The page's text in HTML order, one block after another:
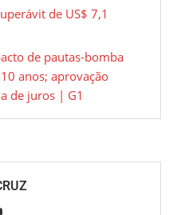
de US$ 7,1
de pautas-bomba
anos; aprovação
de juros | G1